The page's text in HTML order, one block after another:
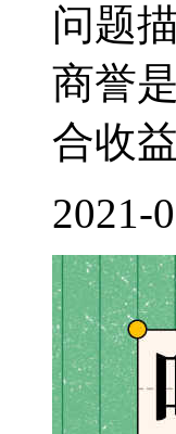
问题
商誉
合收
2021-